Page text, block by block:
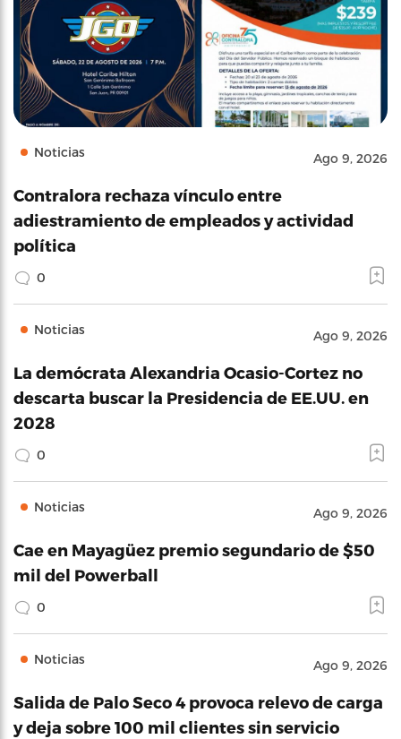
Noticias Ago 9, 2026
Contralora rechaza vínculo entre
adiestramiento de empleados y actividad
política
0
Noticias Ago 9, 2026
La demócrata Alexandria Ocasio-Cortez no
descarta buscar la Presidencia de EE.UU. en
2028
0
Noticias Ago 9, 2026
Cae en Mayagüez premio segundario de $50
mil del Powerball
0
Noticias Ago 9, 2026
Salida de Palo Seco 4 provoca relevo de carga
y deja sobre 100 mil clientes sin servicio